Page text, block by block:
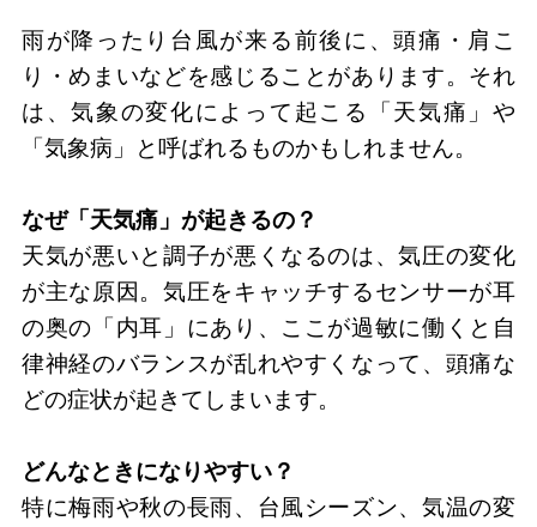
雨が降ったり台風が来る前後に、頭痛・肩こ
り・めまいなどを感じることがあります。それ
は、気象の変化によって起こる「天気痛」や
「気象病」と呼ばれるものかもしれません。
なぜ「天気痛」が起きるの？
天気が悪いと調子が悪くなるのは、気圧の変化
が主な原因。気圧をキャッチするセンサーが耳
の奥の「内耳」にあり、ここが過敏に働くと自
律神経のバランスが乱れやすくなって、頭痛な
どの症状が起きてしまいます。
どんなときになりやすい？
特に梅雨や秋の長雨、台風シーズン、気温の変